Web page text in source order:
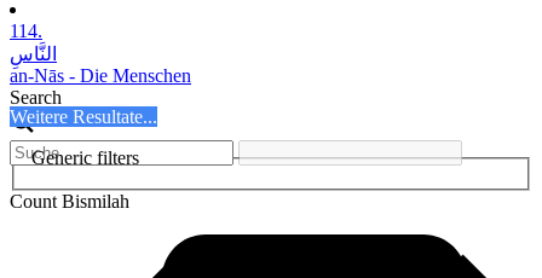
114.
النَّاسِ
an-Nās - Die Menschen
Search
Weitere Resultate...
Generic filters
Count Bismilah